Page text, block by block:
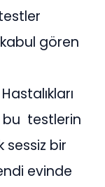
gören
bu testlerin
sessiz bir
evinde